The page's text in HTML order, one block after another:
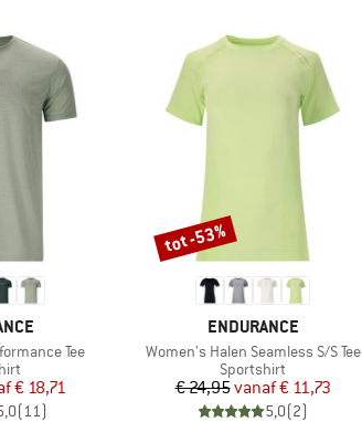
Tee
prijs
€ 18,71
(11)
MERK
ENDURANCE
Artikel
Women's Halen Seamless S/S Tee
Productgroep
Sportshirt
Prijs
€ 24,95 Verlaagde prijs
vanaf€ 11,73
5,0(2)
Korting
tot -53%